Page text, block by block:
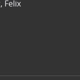
Felix